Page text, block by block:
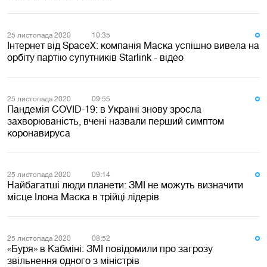
25 листопада 2020 10:35
Інтернет від SpaceX: компанія Маска успішно вивела на
орбіту партію супутників Starlink - відео
25 листопада 2020 09:55
Пандемія COVID-19: в Україні знову зросла
захворюваність, вчені назвали перший симптом
коронавируса
25 листопада 2020 09:14
Найбагатші люди планети: ЗМІ не можуть визначити
місце Ілона Маска в трійці лідерів
25 листопада 2020 08:52
«Буря» в Кабміні: ЗМІ повідомили про загрозу
звільнення одного з міністрів